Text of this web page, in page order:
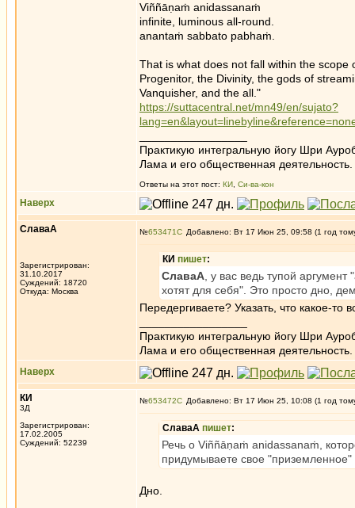
Viññāṇaṁ anidassanaṁ
infinite, luminous all-round.
anantaṁ sabbato pabhaṁ.
That is what does not fall within the
Progenitor, the Divinity, the gods of
Vanquisher, and the all."
https://suttacentral.net/mn49/en/sujato?
Практикую интегральную йогу Шри
Лама и его общественная деятельность.
Ответы на этот пост: КИ Си-ва-кон
Наверх
СлаваА
Зарегистрирован:
31.10.2017
Суждений: 18720
Откуда: Москва
№653471 Добавлено: Вт 17 Июн 25, 09:58 (1 год
КИ пишет:
СлаваА , у вас ведь тупой
хотят для себя". Это просто дно,
Передергиваете? Указать, что какое-
Практикую интегральную йогу Шри
Лама и его общественная деятельность.
Наверх
КИ
3Д
Зарегистрирован:
17.02.2005
Суждений: 52239
№653472 Добавлено: Вт 17 Июн 25, 10:08 (1 год
СлаваА пишет:
Речь о Viññāṇaṁ anidassanaṁ,
придумываете свое
Дно.